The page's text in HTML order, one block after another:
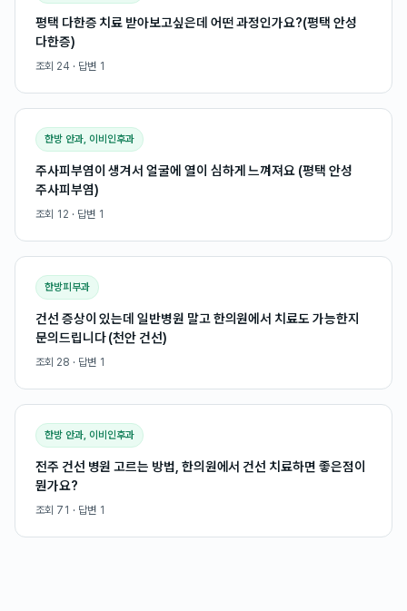
평택 다한증 치료 받아보고싶은데 어떤 과정인가요?(평택 안성
다한증)
조회 24 · 답변 1
한방 안과, 이비인후과
주사피부염이 생겨서 얼굴에 열이 심하게 느껴져요 (평택 안성
주사피부염)
조회 12 · 답변 1
한방피부과
건선 증상이 있는데 일반병원 말고 한의원에서 치료도 가능한지
문의드립니다 (천안 건선)
조회 28 · 답변 1
한방 안과, 이비인후과
전주 건선 병원 고르는 방법, 한의원에서 건선 치료하면 좋은점이
뭔가요?
조회 71 · 답변 1